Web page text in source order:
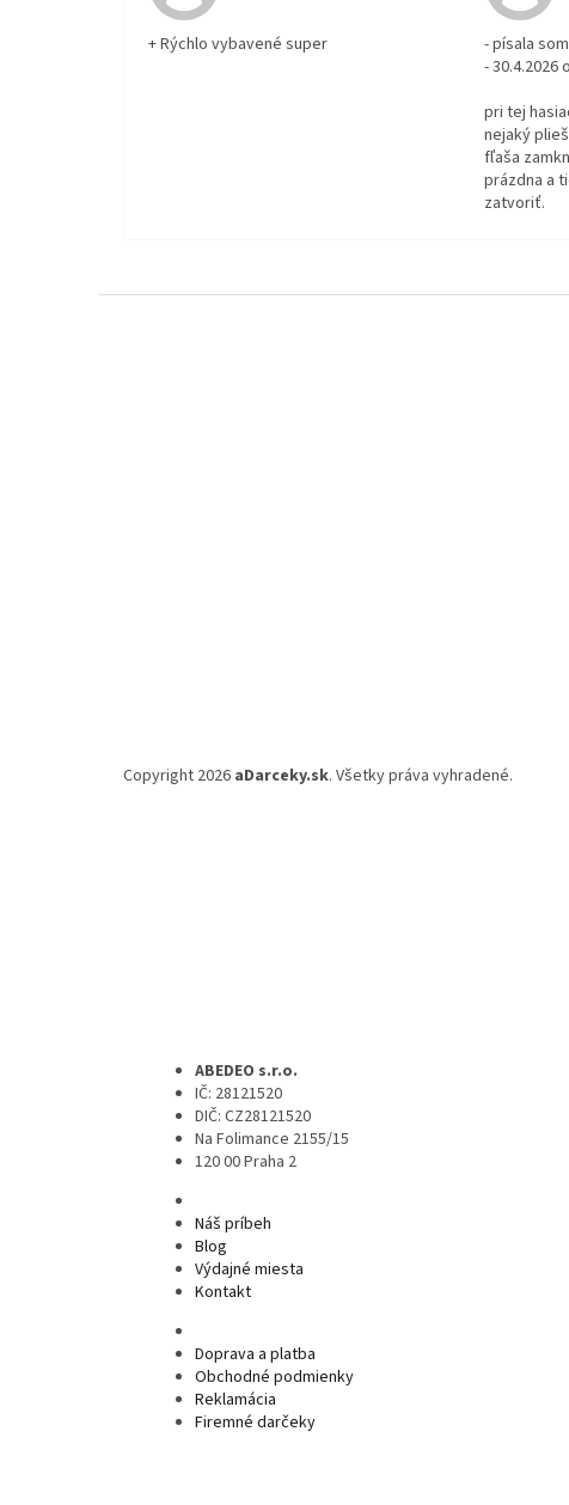
+ Rýchlo vybavené super
- písala
- 30.4.2026
pri tej
nejaký
fľaša
prázdna a
zatvoriť.
Copyright 2026 aDarceky.sk. Všetky práva vyhradené.
ABEDEO s.r.o.
IČ: 28121520
DIČ: CZ28121520
Na Folimance 2155/15
120 00 Praha 2
Náš príbeh
Blog
Výdajné miesta
Kontakt
Doprava a platba
Obchodné podmienky
Reklamácia
Firemné darčeky